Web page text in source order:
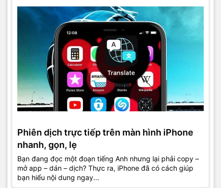
Phiên dịch trực tiếp trên màn hình iPhone
nhanh, gọn, lẹ
Bạn đang đọc một đoạn tiếng Anh nhưng lại phải copy –
mở app – dán – dịch? Thực ra, iPhone đã có cách giúp
bạn hiểu nội dung ngay...